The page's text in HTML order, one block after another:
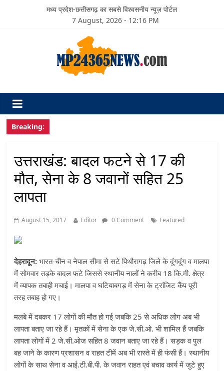
मध्य प्रदेश-छत्तीसगढ़ का सबसे विश्वसनीय न्यूज़ पोर्टल
7 August, 2026 - 12:16 PM
Breaking:
उत्तराखंड: बादल फटने से 17 की
मौत, सेना के 8 जवानों सहित 25
लापता
August 15, 2017 Editor 0 Comment Featured
देहरादून: भारत-चीन व नेपाल सीमा से सटे पिथौरागढ़ जिले के दुंगदुंग व मालपा
में सोमवार तड़के बादल फटे जिससे स्थानीय नालों ने करीब 18 कि.मी. क्षेत्र
में व्यापक तबाही मचाई। मालपा व घटियाबगड़ में सेना के ट्रांजिट कैंप पूरी
तरह तबाह हो गए।
मलबे में दबकर 17 लोगों की मौत हो गई जबकि 25 से अधिक लोग अब भी
लापता बताए जा रहे हैं। मृतकों में सेना के एक जे.सी.ओ. भी शामिल हैं जबकि
लापता लोगों में 2 जे.सी.ओज सहित 8 जवान बताए जा रहे हैं। सड़क व पुल
बह जाने के कारण प्रशासन व राहत टीमें अब भी रास्ते में ही फंसी हैं। स्थानीय
लोगों के साथ सेना व आई.टी.बी.पी. के जवान राहत एवं बचाव कार्य में जुटे हुए